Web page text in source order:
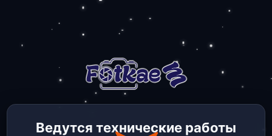
Ведутся технические работы